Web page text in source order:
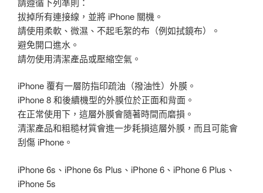
拔掉所有連接線，並將 iPhone 關機。
請使用柔軟、微濕、不起毛絮的布（例如拭鏡布）。
避免開口進水。
請勿使用清潔產品或壓縮空氣。
iPhone 覆有一層防指印疏油（撥油性）外膜。
iPhone 8 和後續機型的外膜位於正面和背面。
在正常使用下，這層外膜會隨著時間而磨損。
清潔產品和粗糙材質會進一步耗損這層外膜，而且可能會
刮傷 iPhone。
iPhone 6s、iPhone 6s Plus、iPhone 6、iPhone 6 Plus、
iPhone 5s